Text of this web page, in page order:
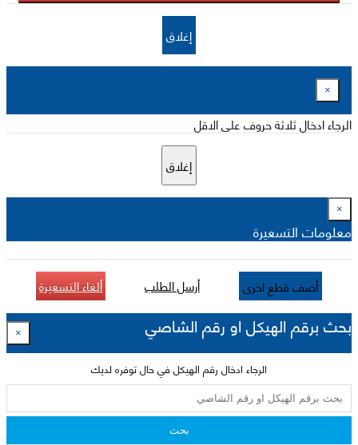
إغلاق
×
الرجاء ادخال ثلاثة حروف على الاقل
إغلاق
×
معلومات التسعيرة
أضف قطع اخرى أرسل الطلب ألغاء التسعيرة
بحث برقم الهيكل او رقم الشاصي ×
الرجاء ادخال رقم الهيكل في حال توفره لديك
بحث